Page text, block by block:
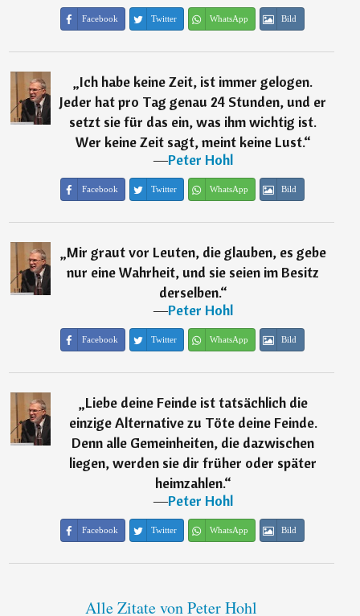
Facebook Twitter WhatsApp Bild
„Ich habe keine Zeit, ist immer gelogen.
Jeder hat pro Tag genau 24 Stunden, und er
setzt sie für das ein, was ihm wichtig ist.
Wer keine Zeit sagt, meint keine Lust.“
―Peter Hohl
Facebook Twitter WhatsApp Bild
„Mir graut vor Leuten, die glauben, es gebe
nur eine Wahrheit, und sie seien im Besitz
derselben.“
―Peter Hohl
Facebook Twitter WhatsApp Bild
„Liebe deine Feinde ist tatsächlich die
einzige Alternative zu Töte deine Feinde.
Denn alle Gemeinheiten, die dazwischen
liegen, werden sie dir früher oder später
heimzahlen.“
―Peter Hohl
Facebook Twitter WhatsApp Bild
Alle Zitate von Peter Hohl